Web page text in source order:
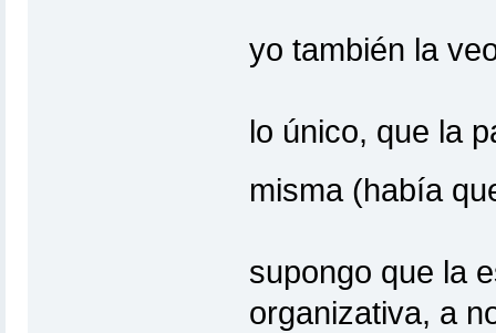
yo también la
lo único, que la
misma (había
supongo que la
organizativa, a